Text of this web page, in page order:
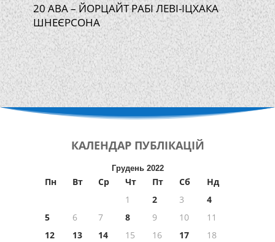
20 АВА – ЙОРЦАЙТ РАБІ ЛЕВІ-ІЦХАКА
ШНЕЄРСОНА
КАЛЕНДАР ПУБЛІКАЦІЙ
Грудень 2022
Пн Вт Ср Чт Пт Сб
Нд
1
2 3
4
5
6 7 8 9 10
11
12
13 14 15 16 17
18